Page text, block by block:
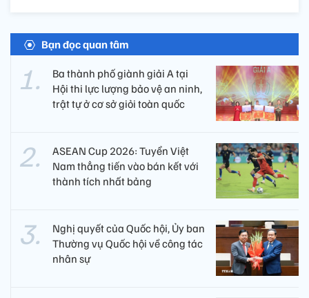
Bạn đọc quan tâm
Ba thành phố giành giải A tại
Hội thi lực lượng bảo vệ an ninh,
trật tự ở cơ sở giỏi toàn quốc
ASEAN Cup 2026: Tuyển Việt
Nam thẳng tiến vào bán kết với
thành tích nhất bảng
Nghị quyết của Quốc hội, Ủy ban
Thường vụ Quốc hội về công tác
nhân sự